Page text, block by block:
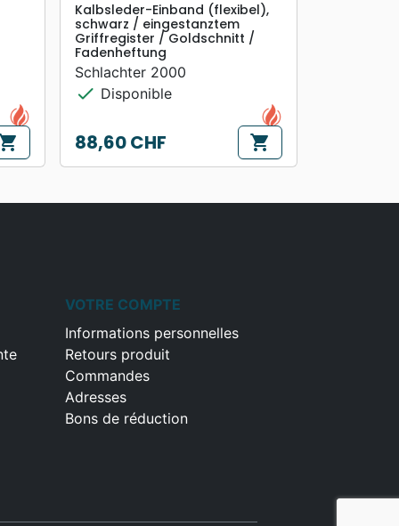
shopping_cart
Kalbsleder-Einband (flexibel),
schwarz / eingestanztem
Griffregister / Goldschnitt /
Fadenheftung
Schlachter 2000
check Disponible
Prix
88,60 CHF shopping_cart
VOTRE COMPTE
Informations personnelles
Retours produit
Commandes
Adresses
Bons de réduction